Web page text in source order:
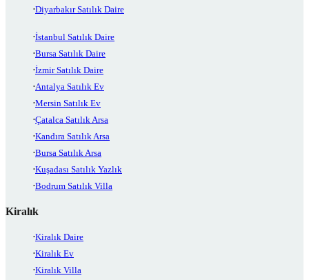
Diyarbakır Satılık Daire
İstanbul Satılık Daire
Bursa Satılık Daire
İzmir Satılık Daire
Antalya Satılık Ev
Mersin Satılık Ev
Çatalca Satılık Arsa
Kandıra Satılık Arsa
Bursa Satılık Arsa
Kuşadası Satılık Yazlık
Bodrum Satılık Villa
Kiralık
Kiralık Daire
Kiralık Ev
Kiralık Villa